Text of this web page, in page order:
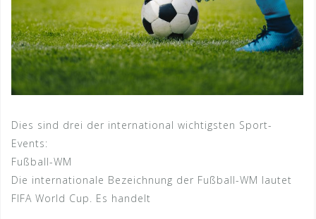
Dies sind drei der international wichtigsten Sport-
Events:
Fußball-WM
Die internationale Bezeichnung der Fußball-WM lautet
FIFA World Cup. Es handelt